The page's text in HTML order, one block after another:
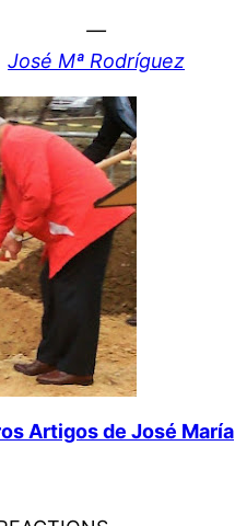
—
José Mª Rodríguez
Artigos de José María